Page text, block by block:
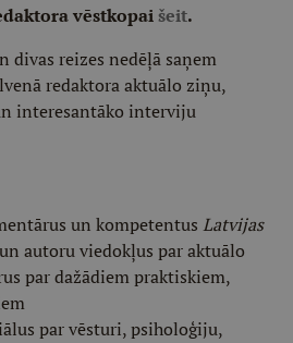
vēstkopaišeit.
divas reizes nedēļā saņem
redaktora aktuālo ziņu,
interesantāko interviju
un kompetentus Latvijas
autoru viedokļus par aktuālo
par dažādiem praktiskiem,
par vēsturi, psiholoģiju,